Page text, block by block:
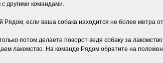
другими командами.
Рядом, если ваша собака находится не более метра
потом делаете поворот ведя собаку за
лакомство. На команде Рядом обратите на